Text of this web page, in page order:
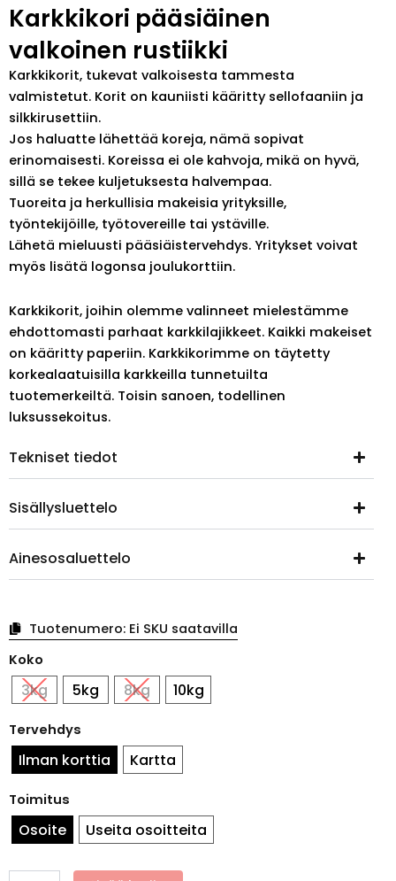
Karkkikori pääsiäinen
valkoinen rustiikki
Karkkikorit, tukevat valkoisesta tammesta
valmistetut. Korit on kauniisti kääritty sellofaaniin ja
silkkirusettiin.
Jos haluatte lähettää koreja, nämä sopivat
erinomaisesti. Koreissa ei ole kahvoja, mikä on hyvä,
sillä se tekee kuljetuksesta halvempaa.
Tuoreita ja herkullisia makeisia yrityksille,
työntekijöille, työtovereille tai ystäville.
Lähetä mieluusti pääsiäistervehdys. Yritykset voivat
myös lisätä logonsa joulukorttiin.
Karkkikorit, joihin olemme valinneet mielestämme
ehdottomasti parhaat karkkilajikkeet. Kaikki makeiset
on kääritty paperiin. Karkkikorimme on täytetty
korkealaatuisilla karkkeilla tunnetuilta
tuotemerkeiltä. Toisin sanoen, todellinen
luksussekoitus.
Tekniset tiedot
Sisällysluettelo
Ainesosaluettelo
Tuotenumero: Ei SKU saatavilla
Koko
3kg 5kg 8kg 10kg
Tervehdys
Ilman korttia Kartta
Toimitus
Osoite Useita osoitteita
pääsiäinen
valkoinen
rustiikki